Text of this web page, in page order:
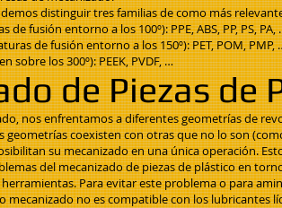
distinguir tres familias de como más
fusión entorno a los 100º): PPE, ABS, PP, PS, PA,
de fusión entorno a los 150º): PET, POM, PMP,
sobre los 300º): PEEK, PVDF, …
de Piezas de
nos enfrentamos a diferentes geometrías de
geometrías coexisten con otras que no lo son
su mecanizado en una única operación.
del mecanizado de piezas de plástico en
Para evitar este problema o para
mecanizado no es compatible con los